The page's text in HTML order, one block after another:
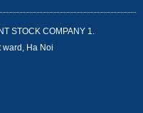
STOCK COMPANY 1.
ward, Ha Noi